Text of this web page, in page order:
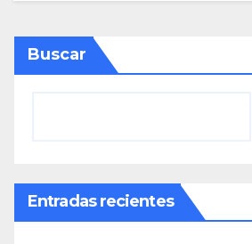
Buscar
Entradas recientes